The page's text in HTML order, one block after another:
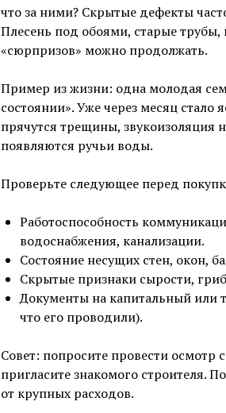
что за ними? Скрытые дефекты
Плесень под обоями, старые трубы,
«сюрпризов» можно продолжать.
Пример из жизни: одна молодая
состоянии». Уже через месяц стало
прячутся трещины, звукоизоляция
появляются ручьи воды.
Проверьте следующее перед
Работоспособность
водоснабжения, канализации.
Состояние несущих стен, окон,
Скрытые признаки сырости,
Документы на капитальный или
что его проводили).
Совет: попросите провести
пригласите знакомого строителя.
от крупных расходов.